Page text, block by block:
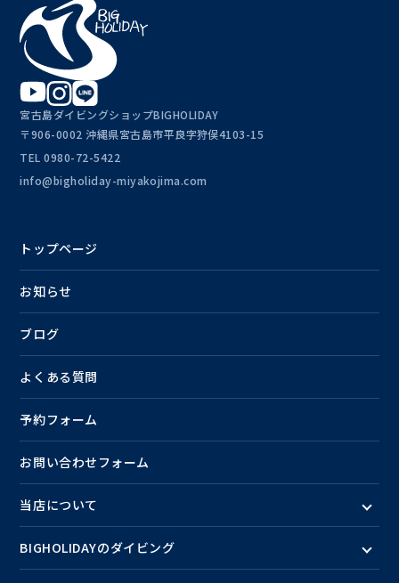
宮古島ダイビングショップBIGHOLIDAY
〒906-0002 沖縄県宮古島市平良字狩俣4103-15
TEL0980-72-5422
info@bigholiday-miyakojima.com
トップページ
お知らせ
ブログ
よくある質問
予約フォーム
お問い合わせフォーム
当店について
BIGHOLIDAYのダイビング